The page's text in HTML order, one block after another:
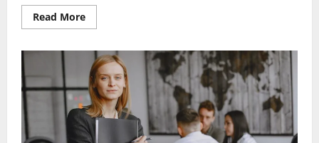
Read MoreRead
more
означає
ім’я
поліна:
походження
та
глибокий
сенс